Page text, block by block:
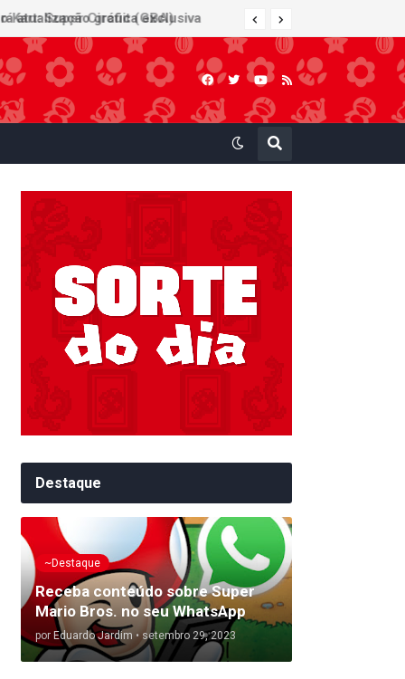
Kart: Super Circuit (GBA)
Destaque
~Destaque
Receba conteúdo sobre Super
Mario Bros. no seu WhatsApp
por Eduardo Jardim • setembro 29, 2023